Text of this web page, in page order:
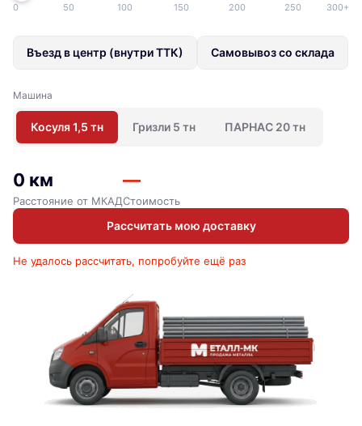
0 50 100 150 200 250 300+
Въезд в центр (внутри ТТК) Самовывоз со склада
Машина
Косуля 1,5 тн Гризли 5 тн ПАРНАС 20 тн
0 км
Расстояние от МКАД
—
Стоимость
Рассчитать мою доставку
Не удалось рассчитать, попробуйте ещё раз